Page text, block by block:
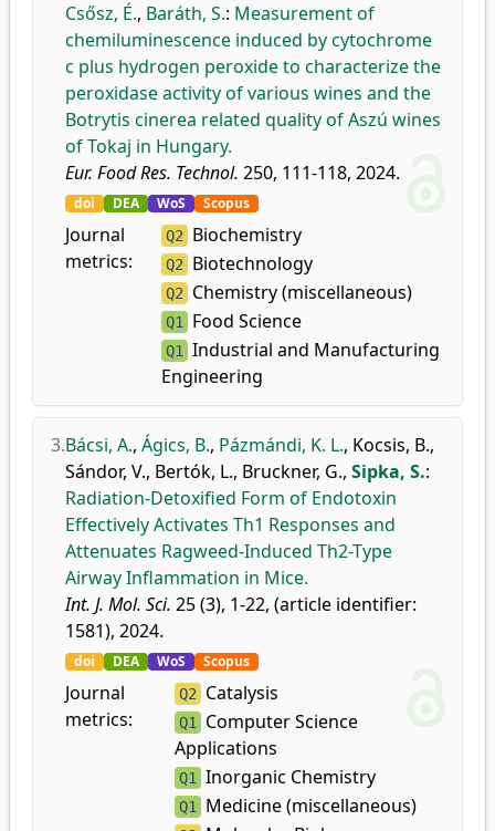
Csősz, É., Baráth, S.: Measurement of
chemiluminescence induced by cytochrome
c plus hydrogen peroxide to characterize the
peroxidase activity of various wines and the
Botrytis cinerea related quality of Aszú wines
of Tokaj in Hungary.
Eur. Food Res. Technol. 250, 111-118, 2024.
doi DEA WoS Scopus
Journal
metrics:
Q2 Biochemistry
Q2 Biotechnology
Q2 Chemistry (miscellaneous)
Q1 Food Science
Q1
Industrial and Manufacturing
Engineering
3.Bácsi, A., Ágics, B., Pázmándi, K. L., Kocsis, B.,
Sándor, V., Bertók, L., Bruckner, G., Sipka, S.:
Radiation-Detoxified Form of Endotoxin
Effectively Activates Th1 Responses and
Attenuates Ragweed-Induced Th2-Type
Airway Inflammation in Mice.
Int. J. Mol. Sci. 25 (3), 1-22, (article identifier:
1581), 2024.
doi DEA WoS Scopus
Journal
metrics:
Q2 Catalysis
Q1
Computer Science
Applications
Q1 Inorganic Chemistry
Q1 Medicine (miscellaneous)